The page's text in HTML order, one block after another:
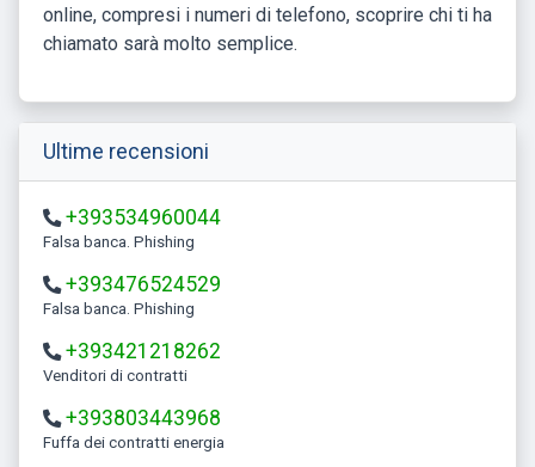
online, compresi i numeri di telefono, scoprire chi ti ha
chiamato sarà molto semplice.
Ultime recensioni
+393534960044
Falsa banca. Phishing
+393476524529
Falsa banca. Phishing
+393421218262
Venditori di contratti
+393803443968
Fuffa dei contratti energia